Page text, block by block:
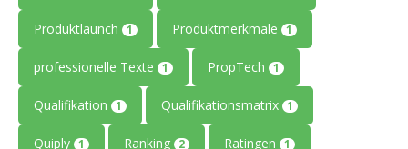
Produktlaunch 1 Produktmerkmale 1
professionelle Texte 1 PropTech 1
Qualifikation 1 Qualifikationsmatrix 1
Quiply 1 Ranking 2 Ratingen 1